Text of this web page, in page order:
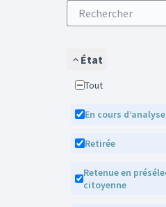
État
Tout
En cours d’analyse
Retirée
Retenue en présélection
citoyenne